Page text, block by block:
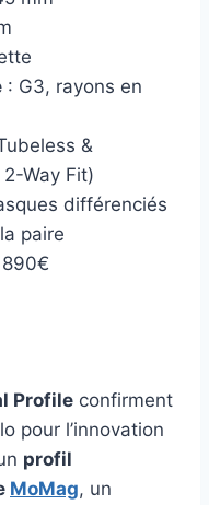
: G3, rayons en
&
Way Fit)
différenciés
paire
Profile confirment
pour l’innovation
profil
MoMag, un